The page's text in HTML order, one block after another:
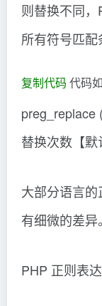
则替换不同
所有符号匹配
复制代码 代码
preg_replace
替换次数【
大部分语言
有细微的差异。
PHP 正则表